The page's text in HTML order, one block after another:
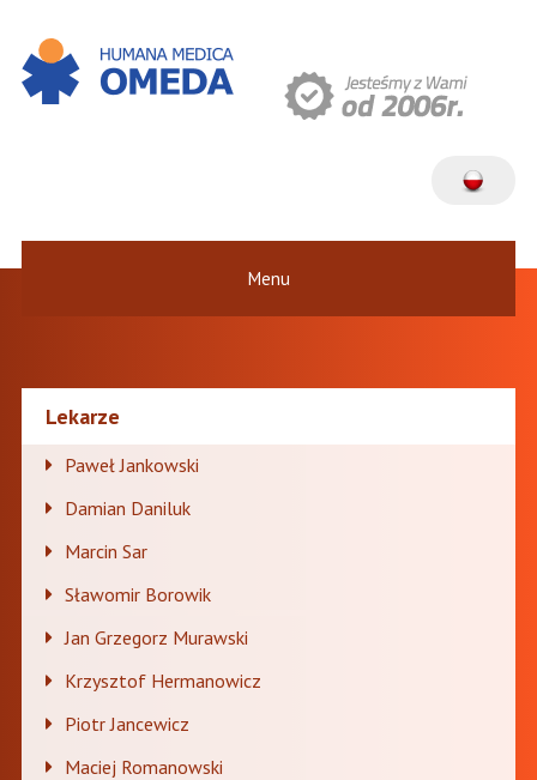
Menu
Lekarze
Paweł Jankowski
Damian Daniluk
Marcin Sar
Sławomir Borowik
Jan Grzegorz Murawski
Krzysztof Hermanowicz
Piotr Jancewicz
Maciej Romanowski